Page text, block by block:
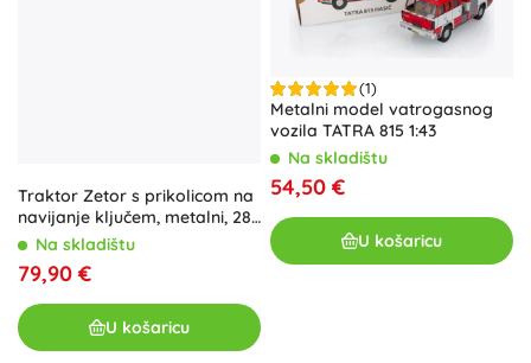
Traktor Zetor s prikolicom na
navijanje ključem, metalni, 28
cm KOVAP – Zelena
Na skladištu
79,90 €
U košaricu
(1)
Metalni model vatrogasnog
vozila TATRA 815 1:43
Na skladištu
54,50 €
U košaricu